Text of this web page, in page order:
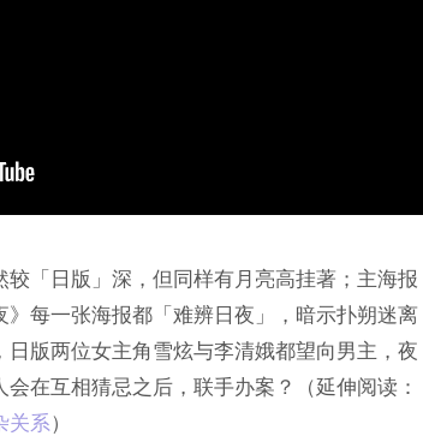
「日版」深，但同样有月亮高挂著；主海报
每一张海报都「难辨日夜」，暗示扑朔迷离
日版两位女主角雪炫与李清娥都望向男主，夜
在互相猜忌之后，联手办案？（延伸阅读：
关系‎）